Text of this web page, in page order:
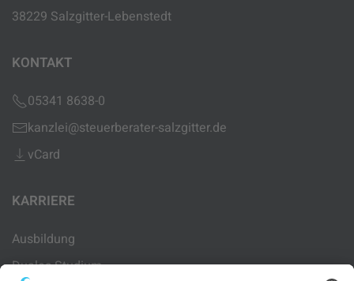
38229 Salzgitter-Lebenstedt
KONTAKT
05341 8638-0
kanzlei@steuerberater-salzgitter.de
vCard
KARRIERE
Ausbildung
Duales Studium